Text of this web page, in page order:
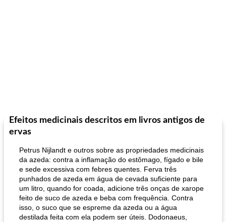
Efeitos medicinais descritos em livros antigos de
ervas
Petrus Nijlandt e outros sobre as propriedades medicinais
da azeda: contra a inflamação do estômago, fígado e bile
e sede excessiva com febres quentes. Ferva três
punhados de azeda em água de cevada suficiente para
um litro, quando for coada, adicione três onças de xarope
feito de suco de azeda e beba com frequência. Contra
isso, o suco que se espreme da azeda ou a água
destilada feita com ela podem ser úteis. Dodonaeus,